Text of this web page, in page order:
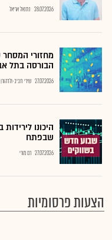
28.07.2026 נתנאל אריאל
מחזורי
הבורסה בתל
27.07.2026 שירי חביב-ולדהורן
היכונו
שבפתח
27.07.2026 רם מורי
הצעות פרסומיות